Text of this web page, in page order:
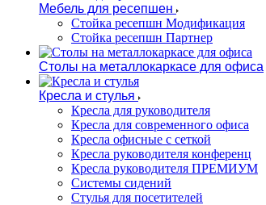
Мебель для ресепшен
Стойка ресепшн Модификация
Стойка ресепшн Партнер
Столы на металлокаркасе для офиса
Кресла и стулья
Кресла для руководителя
Кресла для современного офиса
Кресла офисные с сеткой
Кресла руководителя конференц
Кресла руководителя ПРЕМИУМ
Системы сидений
Стулья для посетителей